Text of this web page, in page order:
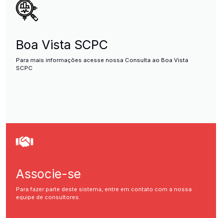
Boa Vista SCPC
Para mais informações acesse nossa Consulta ao Boa Vista
SCPC
Associe-se
Para fazer parte deste sistema, entre em contato com a nossa
equipe de consultores.